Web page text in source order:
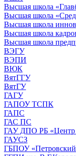
Высшая школа
Высшая школа
Высшая школа
Высшая школа
Высшая школа
ВЭГУ
ВЭПИ
ВЮК
ВятГГУ
ВятГУ
ГАГУ
ГАПОУ ТСПК
ГАПС
ГАС ПС
ГАУ ДПО РБ «Центр
ГАУСЗ
ГБПОУ «Петровский